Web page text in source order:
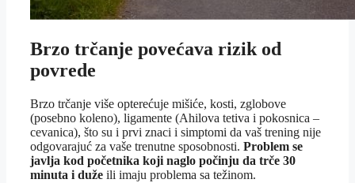
Brzo trčanje povećava rizik od
povrede
Brzo trčanje više opterećuje mišiće, kosti, zglobove
(posebno koleno), ligamente (Ahilova tetiva i pokosnica –
cevanica), što su i prvi znaci i simptomi da vaš trening nije
odgovarajuć za vaše trenutne sposobnosti. Problem se
javlja kod početnika koji naglo počinju da trče 30
minuta i duže ili imaju problema sa težinom.